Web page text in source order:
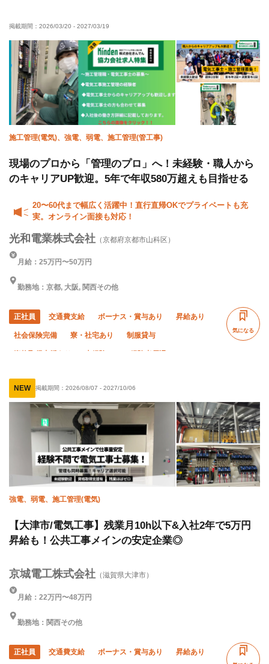
残業月10時間以下 夏季休暇
車・バイク通勤OK 転勤なし
掲載期間： 2026/03/20 - 2027/03/19
施工管理(電気)、強電、弱電、施工管理(管工事)
現場のプロから「管理のプロ」へ！未経験・職人から
のキャリアUP歓迎。5年で年収580万超えも目指せる
20〜60代まで幅広く活躍中！直行直帰OKでプライベートも充
実。オンライン面接も対応！
光和電業株式会社 （京都府京都市山科区）
月給：25万円〜50万円
勤務地：京都, 大阪, 関西その他
正社員 交通費支給 ボーナス・賞与あり 昇給あり
社会保険完備 寮・社宅あり 制服貸与
直帰・直行OK 夏季休暇 年末年始休暇
車・バイク通勤OK 転勤なし
気になる
NEW 掲載期間： 2026/08/07 - 2027/10/06
強電、弱電、施工管理(電気)
【大津市/電気工事】残業月10h以下&入社2年で5万円
昇給も！公共工事メインの安定企業◎
京城電工株式会社 （滋賀県大津市）
月給：22万円〜48万円
勤務地：関西その他
正社員 交通費支給 ボーナス・賞与あり 昇給あり